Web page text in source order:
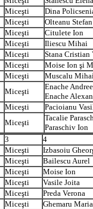
Miceşti
Dina
Miceşti
Olteanu
Miceşti
Citulete Ion
Miceşti
Iliescu Mihai
Miceşti
Stana Cristian
Miceşti
Moise Ion şi
Miceşti
Muscalu
Miceşti
Enache
Enache
Miceşti
Pacioianu
Miceşti
Tacalie
Paraschiv Ion
3
4
Miceşti
Izbasoiu
Miceşti
Bailescu Aurel
Miceşti
Moise Ion
Miceşti
Vasile Joita
Miceşti
Preda Verona
Miceşti
Ghemaru Maria